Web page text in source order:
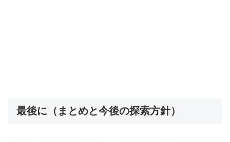
最後に（まとめと今後の探索方針）